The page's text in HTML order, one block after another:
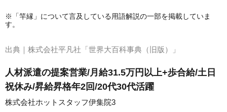
※「竿縁」について言及している用語解説の一部を掲載していま
す。
出典｜ 株式会社平凡社「世界大百科事典（旧版）」
人材派遣の提案営業/月給31.5万円以上+歩合給/土日
祝休み/昇給昇格年2回/20代30代活躍
株式会社ホットスタッフ伊集院3